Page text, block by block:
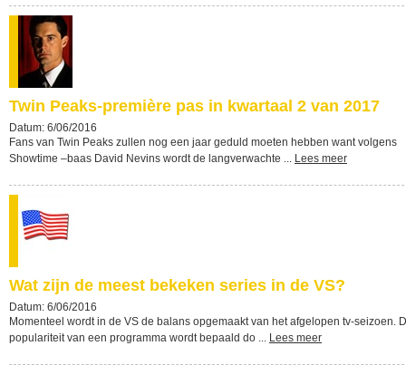
Twin Peaks-première pas in kwartaal 2 van 2017
Datum: 6/06/2016
Fans van Twin Peaks zullen nog een jaar geduld moeten hebben want volgens
Showtime –baas David Nevins wordt de langverwachte ... Lees meer
Wat zijn de meest bekeken series in de VS?
Datum: 6/06/2016
Momenteel wordt in de VS de balans opgemaakt van het afgelopen tv-seizoen.
populariteit van een programma wordt bepaald do ... Lees meer